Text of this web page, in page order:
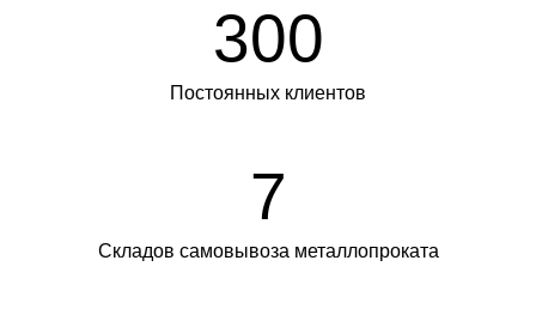
300
Постоянных клиентов
7
Складов самовывоза металлопроката